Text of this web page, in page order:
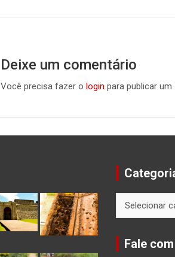
Deixe um comentário
Você precisa fazer o login para publicar
Fale